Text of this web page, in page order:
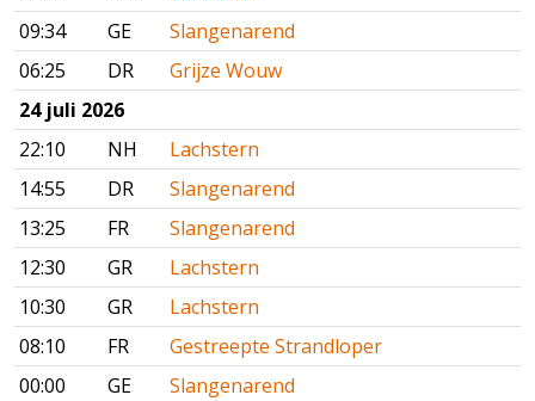
09:34
GE
Slangenarend
06:25
DR
Grijze Wouw
24 juli 2026
22:10
NH
Lachstern
14:55
DR
Slangenarend
13:25
FR
Slangenarend
12:30
GR
Lachstern
10:30
GR
Lachstern
08:10
FR
Gestreepte Strandloper
00:00
GE
Slangenarend